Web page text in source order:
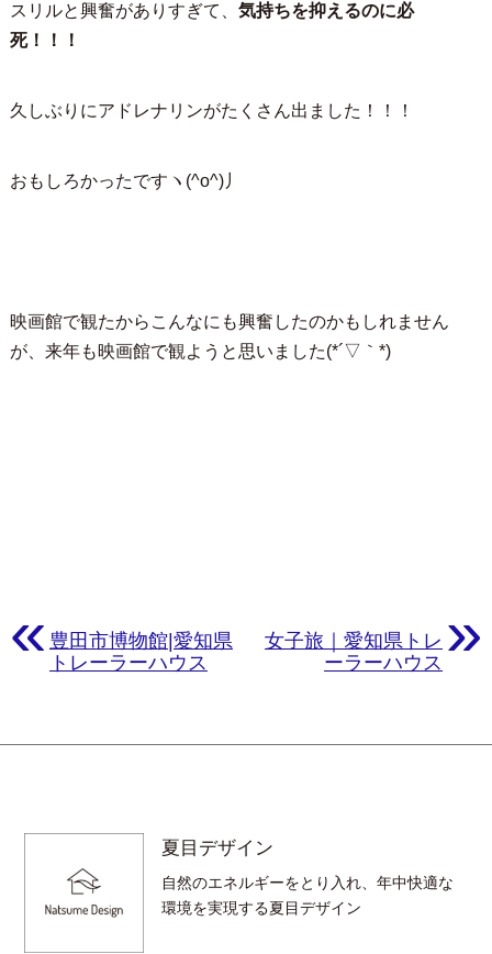
スリルと興奮がありすぎて、 気持ちを抑えるのに必
死！！！
久しぶりにアドレナリンがたくさん出ました！！！
おもしろかったですヽ(^o^)丿
映画館で観たからこんなにも興奮したのかもしれません
が、来年も映画館で観ようと思いました(*´▽｀*)
« 豊田市博物館|愛知県
トレーラーハウス
女子旅｜愛知県トレ
ーラーハウス »
夏目デザイン
自然のエネルギーをとり入れ、年中快適な
環境を実現する夏目デザイン